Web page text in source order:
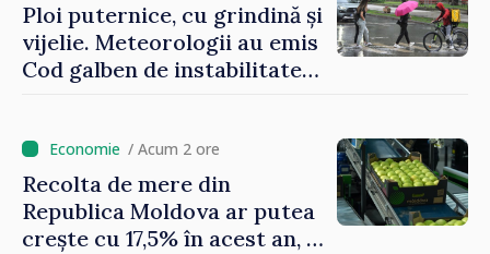
Ploi puternice, cu grindină și
vijelie. Meteorologii au emis
Cod galben de instabilitate
/ Acum 2 ore
Recolta de mere din
Republica Moldova ar putea
crește cu 17,5% în acest an, în